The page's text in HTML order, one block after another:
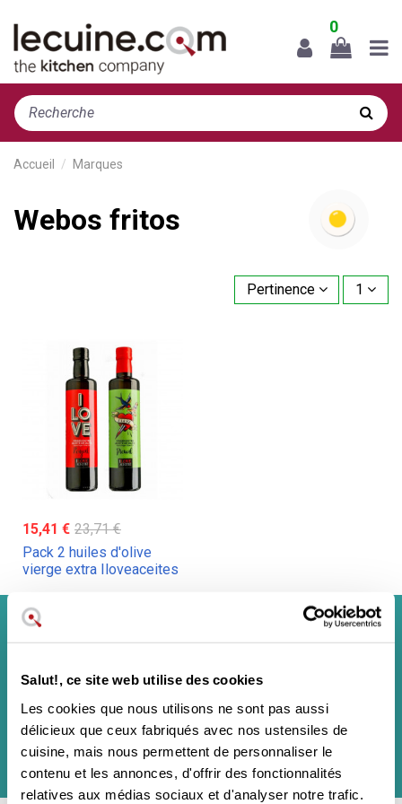
Salut!, ce site web utilise des cookies
Les cookies que nous utilisons ne sont pas aussi
délicieux que ceux fabriqués avec nos ustensiles de
cuisine, mais nous permettent de personnaliser le
contenu et les annonces, d'offrir des fonctionnalités
relatives aux médias sociaux et d'analyser notre trafic.
0
Accueil Marques
Webos fritos
Pertinence 1
15,41 € 23,71 €
Pack 2 huiles d'olive
vierge extra Iloveaceites
S'inscrire à la lettre d'information
Il ne s'agit pas d'une lettre d'information commerciale classique et vous
pouvez vous désabonner à tout moment.
En soumettant ce formulaire, j'accepte lesmentions légales
de ce site web.